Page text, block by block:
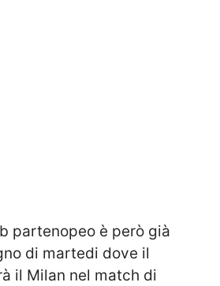
partenopeo è però già
di martedi dove il
il Milan nel match di